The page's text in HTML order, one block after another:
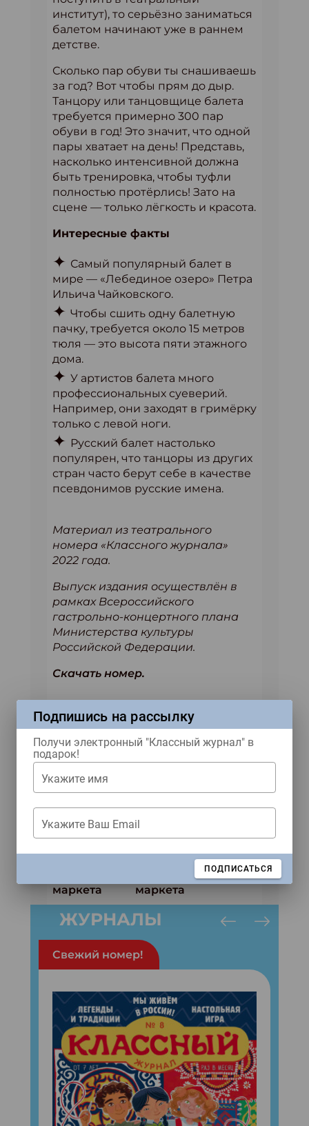
институт), то серьёзно заниматься
балетом начинают уже в раннем
детстве.
Сколько пар обуви ты снашиваешь
за год? Вот чтобы прям до дыр.
Танцору или танцовщице балета
требуется примерно 300 пар
обуви в год! Это значит, что одной
пары хватает на день! Представь,
насколько интенсивной должна
быть тренировка, чтобы туфли
полностью протёрлись! Зато на
сцене — только лёгкость и красота.
Интересные факты
✦ Самый популярный балет в
мире — «Лебединое озеро» Петра
Ильича Чайковского.
✦ Чтобы сшить одну балетную
пачку, требуется около 15 метров
тюля — это высота пяти этажного
дома.
✦ У артистов балета много
профессиональных суеверий.
Например, они заходят в гримёрку
только с левой ноги.
✦ Русский балет настолько
популярен, что танцоры из других
стран часто берут себе в качестве
псевдонимов русские имена.
Материал из театрального
номера «Классного журнала»
2022 года.
Выпуск издания осуществлён в
рамках Всероссийского
гастрольно-концертного плана
Министерства культуры
Российской Федерации.
Скачать номер.
Ждем тебя в наших соцсетях!
Купить журнал
ЖУРНАЛЫ
Свежий номер!
Подпишись на рассылку
Получи электронный "Классный журнал" в
подарок!
Укажите имя
Укажите Ваш Email
ПОДПИСАТЬСЯ